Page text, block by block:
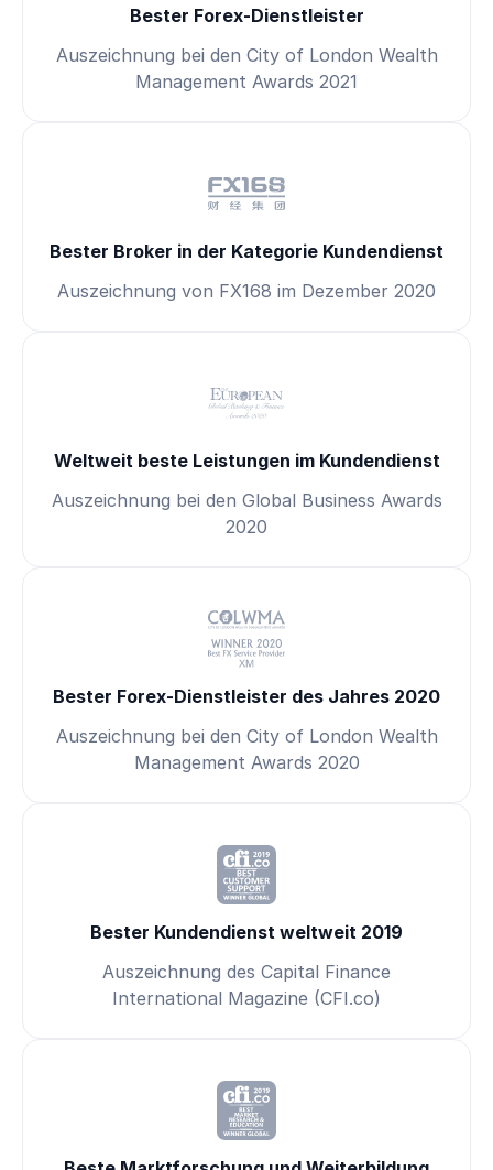
Bester Forex-Dienstleister
Auszeichnung bei den City of London Wealth
Management Awards 2021
Bester Broker in der Kategorie Kundendienst
Auszeichnung von FX168 im Dezember 2020
Weltweit beste Leistungen im Kundendienst
Auszeichnung bei den Global Business Awards
2020
Bester Forex-Dienstleister des Jahres 2020
Auszeichnung bei den City of London Wealth
Management Awards 2020
Bester Kundendienst weltweit 2019
Auszeichnung des Capital Finance
International Magazine (CFI.co)